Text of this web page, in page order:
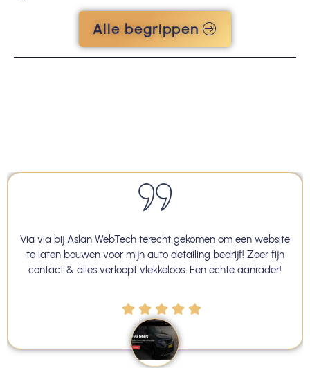
Alle begrippen
om een website
bedrijf! Zeer fijn
aanrader!
Na drie eerdere campagnes heb ik
gevonden die mijn website precies
gebouwd. De communicatie was duidelijk